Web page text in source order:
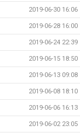
2019-06-30 16:06
2019-06-28 16:00
2019-06-24 22:39
2019-06-15 18:50
2019-06-13 09:08
2019-06-08 18:10
2019-06-06 16:13
2019-06-02 23:05